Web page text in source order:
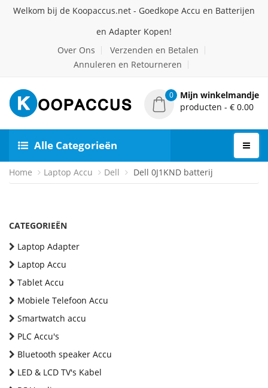
Welkom bij de Koopaccus.net - Goedkope Accu en Batterijen
en Adapter Kopen!
Over Ons
Verzenden en Betalen
Annuleren en Retourneren
0
Mijn winkelmandje
producten - € 0.00
Alle Categorieën
Home Laptop Accu Dell Dell 0J1KND batterij
CATEGORIEËN
Laptop Adapter
Laptop Accu
Tablet Accu
Mobiele Telefoon Accu
Smartwatch accu
PLC Accu's
Bluetooth speaker Accu
LED & LCD TV's Kabel